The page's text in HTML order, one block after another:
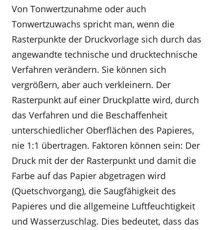
Von Tonwertzunahme oder auch
Tonwertzuwachs spricht man, wenn die
Rasterpunkte der Druckvorlage sich durch das
angewandte technische und drucktechnische
Verfahren verändern. Sie können sich
vergrößern, aber auch verkleinern. Der
Rasterpunkt auf einer Druckplatte wird, durch
das Verfahren und die Beschaffenheit
unterschiedlicher Oberflächen des Papieres,
nie 1:1 übertragen. Faktoren können sein: Der
Druck mit der der Rasterpunkt und damit die
Farbe auf das Papier abgetragen wird
(Quetschvorgang), die Saugfähigkeit des
Papieres und die allgemeine Luftfeuchtigkeit
und Wasserzuschlag. Dies bedeutet, dass das